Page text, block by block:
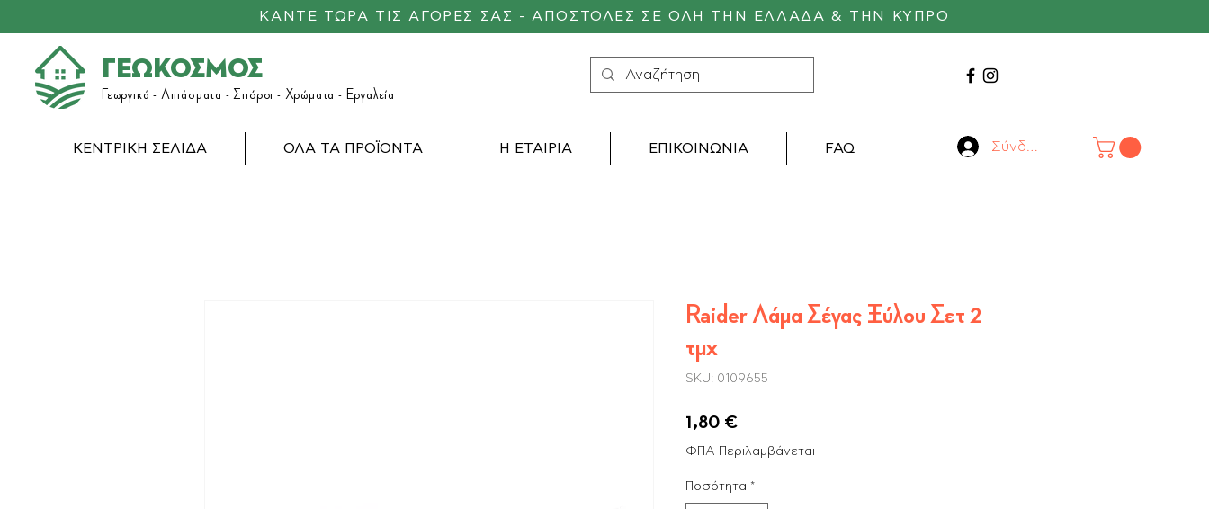
ΓΕΩΚΟΣΜΟΣ
Γεωργικά - Λιπάσματα - Σπόροι - Χρώματα - Εργαλεία
ΚΕΝΤΡΙΚΗ ΣΕΛΙΔΑ ΟΛΑ ΤΑ ΠΡΟΪΟΝΤΑ Η ΕΤΑΙΡΙΑ ΕΠΙΚΟΙΝΩΝΙΑ FAQ Σύνδεση
ΚΑΝΤΕ ΤΩΡΑ ΤΙΣ ΑΓΟΡΕΣ ΣΑΣ - ΑΠΟΣΤΟΛΕΣ ΣΕ ΟΛΗ ΤΗΝ ΕΛΛΑΔΑ & ΤΗΝ ΚΥΠΡΟ
Raider Λάμα Σέγας Ξύλου Σετ 2
τμχ
SKU: 0109655
1,80 €Τιμή
ΦΠΑ Περιλαμβάνεται
Ποσότητα *